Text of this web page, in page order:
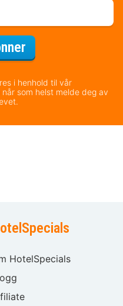
i henhold til vår
når som helst melde deg av
HotelSpecials